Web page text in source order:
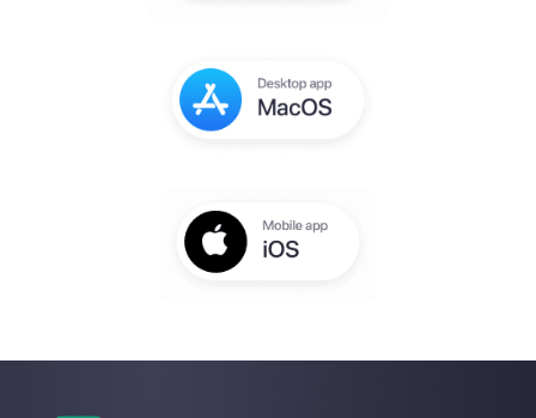
configuration dans quelques secondes
Entrez ici votre e-mail: